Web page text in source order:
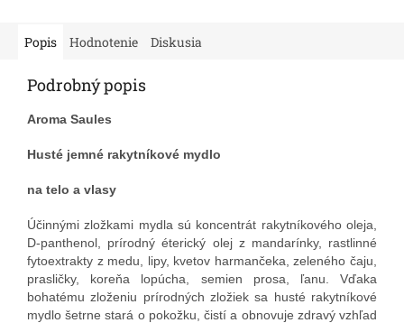
Popis Hodnotenie Diskusia
Podrobný popis
Aroma Saules
Husté jemné rakytníkové mydlo
na telo a vlasy
Účinnými zložkami mydla sú koncentrát rakytníkového oleja,
D-panthenol, prírodný éterický olej z mandarínky, rastlinné
fytoextrakty z medu, lipy, kvetov harmančeka, zeleného čaju,
prasličky, koreňa lopúcha, semien prosa, ľanu. Vďaka
bohatému zloženiu prírodných zložiek sa husté rakytníkové
mydlo šetrne stará o pokožku, čistí a obnovuje zdravý vzhľad